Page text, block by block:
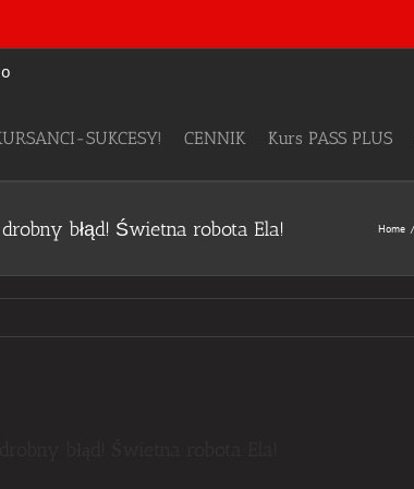
SUKCESY! CENNIK Kurs PASS PLUS
błąd! Świetna robota Ela! Home